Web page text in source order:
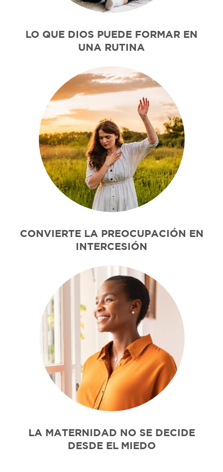
LO QUE DIOS PUEDE FORMAR EN
UNA RUTINA
CONVIERTE LA PREOCUPACIÓN EN
INTERCESIÓN
LA MATERNIDAD NO SE DECIDE
DESDE EL MIEDO